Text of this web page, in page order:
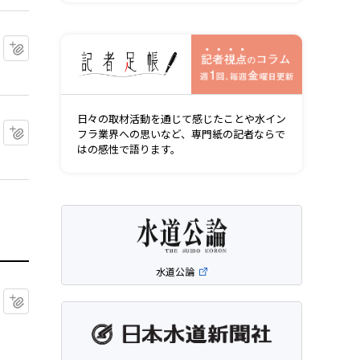
マイクリップに追加
日々の取材活動を通じて感じたことや水イン
フラ業界への思いなど、専門紙の記者ならで
はの感性で語ります。
水道公論